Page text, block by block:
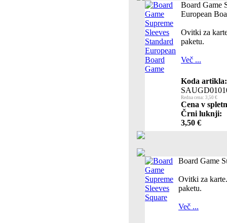
Board Game
European
Ovitki za
paketu.
Več ...
Koda artikla:
Redna cena: 3,50 €
Cena v
Črni luknji:
3,50 €
Board Game
Ovitki za
paketu.
Več ...